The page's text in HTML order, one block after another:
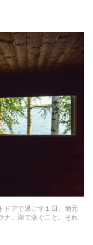
ドアで過ごす１日、地元
ナ、湖で泳ぐこと。それ